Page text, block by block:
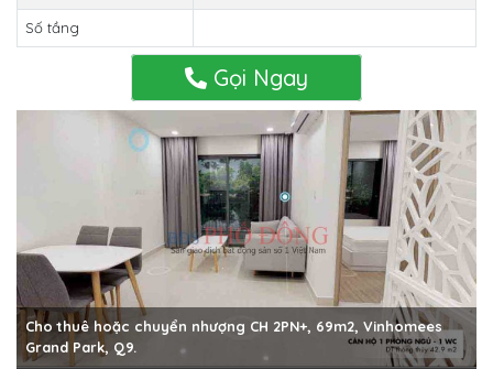
Số tầng
Gọi Ngay
Cho thuê hoặc chuyển nhượng CH 2PN+, 69m2, Vinhomees
Grand Park, Q9.